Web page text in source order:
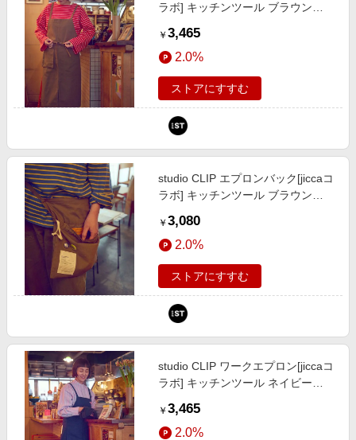
ラボ] キッチンツール ブラウン
and ST アンドエスティ（旧ドット
エスティ）
￥ 3,465
2.0%
ストアにすすむ
studio CLIP エプロンバック[jiccaコ
ラボ] キッチンツール ブラウン
and ST アンドエスティ（旧ドット
エスティ）
￥ 3,080
2.0%
ストアにすすむ
studio CLIP ワークエプロン[jiccaコ
ラボ] キッチンツール ネイビー
and ST アンドエスティ（旧ドット
エスティ）
￥ 3,465
2.0%